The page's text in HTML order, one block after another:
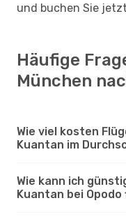
und buchen Sie
Häufige
München
Wie viel kosten
Kuantan im
Wie kann ich
Kuantan bei Opodo